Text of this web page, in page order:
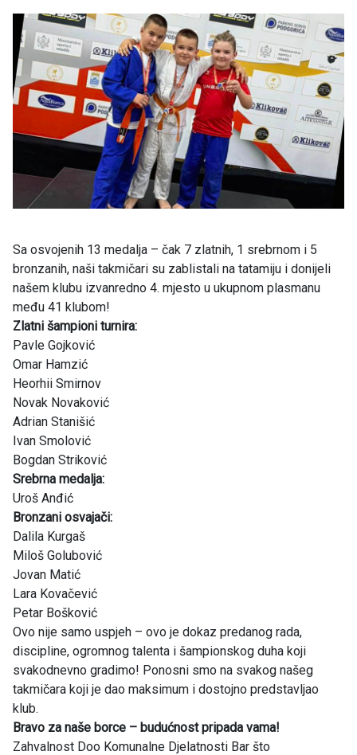
Sa osvojenih 13 medalja – čak 7 zlatnih, 1 srebrnom i 5
bronzanih, naši takmičari su zablistali na tatamiju i donijeli
našem klubu izvanredno 4. mjesto u ukupnom plasmanu
među 41 klubom!
Zlatni šampioni turnira:
Pavle Gojković
Omar Hamzić
Heorhii Smirnov
Novak Novaković
Adrian Stanišić
Ivan Smolović
Bogdan Striković
Srebrna medalja:
Uroš Anđić
Bronzani osvajači:
Dalila Kurgaš
Miloš Golubović
Jovan Matić
Lara Kovačević
Petar Bošković
Ovo nije samo uspjeh – ovo je dokaz predanog rada,
discipline, ogromnog talenta i šampionskog duha koji
svakodnevno gradimo! Ponosni smo na svakog našeg
takmičara koji je dao maksimum i dostojno predstavljao
klub.
Bravo za naše borce – budućnost pripada vama!
Zahvalnost Doo Komunalne Djelatnosti Bar što